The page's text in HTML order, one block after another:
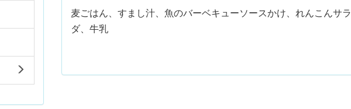
麦ごはん、すまし汁、魚のバーベキューソースかけ、れんこんサラ
ダ、牛乳